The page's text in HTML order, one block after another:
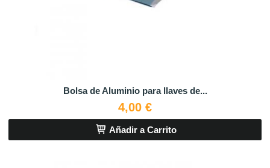
Bolsa de Aluminio para llaves de...
4,00 €
Añadir a Carrito